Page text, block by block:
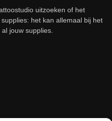
uitzoeken of het
het kan allemaal bij het
jouw supplies.